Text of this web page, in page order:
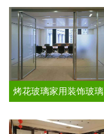
烤花玻璃家用装饰玻璃